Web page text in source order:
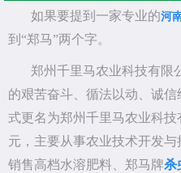
如果要提到一家专业的河
到“郑马”两个字。
郑州千里马农业科技有限
的艰苦奋斗、循法以动、诚
式更名为郑州千里马农业科
元，主要从事农业技术开发
销售高档水溶肥料、郑马牌杀